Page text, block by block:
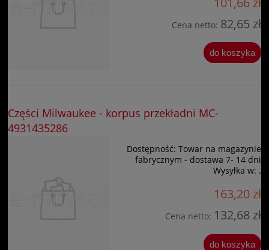
Cena netto: 82,65 zł
do koszyka
Części Milwaukee - korpus przekładni MC-
4931435286
Dostępność: Towar na magazynie
fabrycznym - dostawa 7- 14 dni
Wysyłka w: .
163,20 zł
Cena netto: 132,68 zł
do koszyka